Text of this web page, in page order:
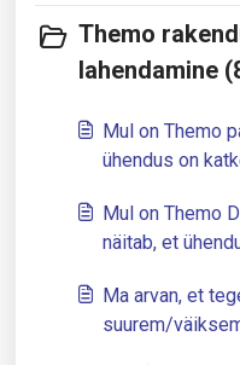
Themo
lahendamine
Mul on Themo
ühendus on
Mul on Themo
näitab, et
Ma arvan, et
suurem/